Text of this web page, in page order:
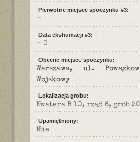
Pierwotne miejsce spoczynku #3:
-
Data ekshumacji #3:
- 0
Obecne miejsce spoczynku:
Warszawa, ul.
Wojskowy
Lokalizacja grobu:
Kwatera B 10, rząd 6, grób 20
Upamiętniony:
Nie